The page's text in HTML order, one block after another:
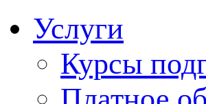
Услуги
Курсы